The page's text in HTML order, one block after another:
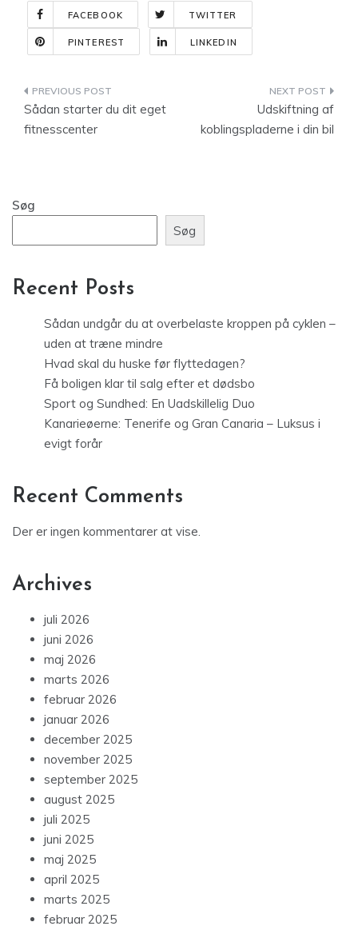
FACEBOOK TWITTER
PINTEREST LINKEDIN
Indlægsnavigation
Sådan starter du dit eget
fitnesscenter
Udskiftning af
koblingspladerne i din bil
Søg
Søg
Recent Posts
Sådan undgår du at overbelaste kroppen på cyklen –
uden at træne mindre
Hvad skal du huske før flyttedagen?
Få boligen klar til salg efter et dødsbo
Sport og Sundhed: En Uadskillelig Duo
Kanarieøerne: Tenerife og Gran Canaria – Luksus i
evigt forår
Recent Comments
Der er ingen kommentarer at vise.
Archives
juli 2026
juni 2026
maj 2026
marts 2026
februar 2026
januar 2026
december 2025
november 2025
september 2025
august 2025
juli 2025
juni 2025
maj 2025
april 2025
marts 2025
februar 2025